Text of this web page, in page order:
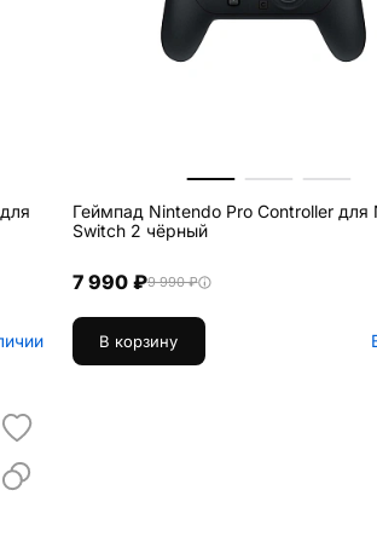
Геймпад Nintendo Pro Controller для
Switch 2 чёрный
7 990 ₽9 990 ₽
В корзину